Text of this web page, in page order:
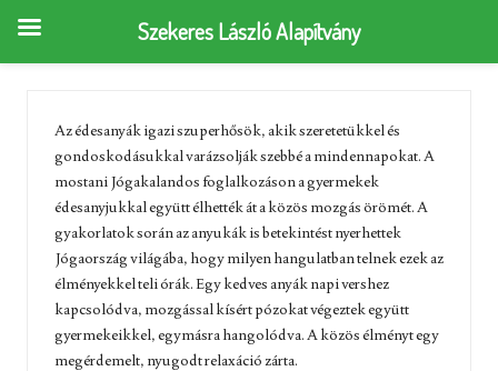
Az édesanyák igazi szuperhősök, akik szeretetükkel és
gondoskodásukkal varázsolják szebbé a mindennapokat. A
mostani Jógakalandos foglalkozáson a gyermekek
édesanyjukkal együtt élhették át a közös mozgás örömét. A
gyakorlatok során az anyukák is betekintést nyerhettek
Jógaország világába, hogy milyen hangulatban telnek ezek az
élményekkel teli órák. Egy kedves anyák napi vershez
kapcsolódva, mozgással kísért pózokat végeztek együtt
gyermekeikkel, egymásra hangolódva. A közös élményt egy
megérdemelt, nyugodt relaxáció zárta.
Szekeres László Alapítvány